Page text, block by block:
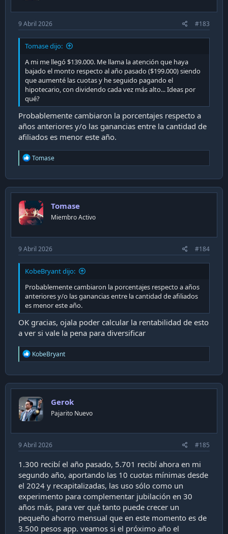
9 Abril 2026 #183
Tomase dijo:
A mi me llegó $139.000. Me llama la atención que haya
bajado el monto respecto al año pasado ($199.000) siendo
que aumenté las cuotas y he seguido pagando el
hipotecario, con dividendo cada vez más alto... Ideas por
qué?
Probablemente cambiaron la porcentajes respecto a
años anteriores y/o las ganancias entre la cantidad de
afiliados es menor este año.
R
e
c
t
o
n
s
Tomase
Tomase
Miembro Activo
9 Abril 2026 #184
KobeBryant dijo:
Probablemente cambiaron la porcentajes respecto a años
anteriores y/o las ganancias entre la cantidad de afiliados
es menor este año.
OK gracias, ojala poder calcular la rentabilidad de esto
a ver si vale la pena para diversificar
R
e
c
t
o
n
s
KobeBryant
Gerok
Pajarito Nuevo
9 Abril 2026 #185
1.300 recibí el año pasado, 5.701 recibí ahora en mi
segundo año, aportando las 10 cuotas mínimas desde
el 2024 y recapitalizadas, las uso sólo como un
experimento para complementar jubilación en 30
años más, para ver qué tanto puede crecer un
pequeño ahorro mensual que en este momento es de
3.500 pesos app. veamos si el próximo año el